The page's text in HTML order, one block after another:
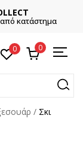
0 0
Σκι